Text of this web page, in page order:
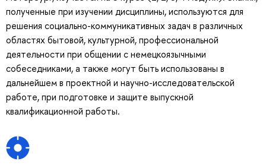
полученные при изучении дисциплины, используются для
решения социально-коммуникативных задач в различных
областях бытовой, культурной, профессиональной
деятельности при общении с немецкоязычными
собеседниками, а также могут быть использованы в
дальнейшем в проектной и научно-исследовательской
работе, при подготовке и защите выпускной
квалификационной работы.